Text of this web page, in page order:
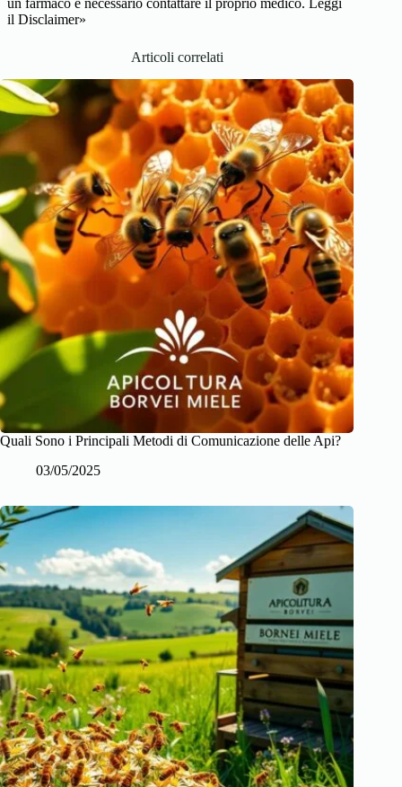
un farmaco è necessario contattare il proprio medico. Leggi
il Disclaimer»
Articoli correlati
Quali Sono i Principali Metodi di Comunicazione delle Api?
03/05/2025